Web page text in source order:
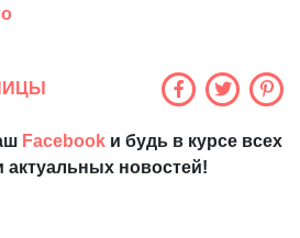
Facebook и будь в курсе всех
новостей!